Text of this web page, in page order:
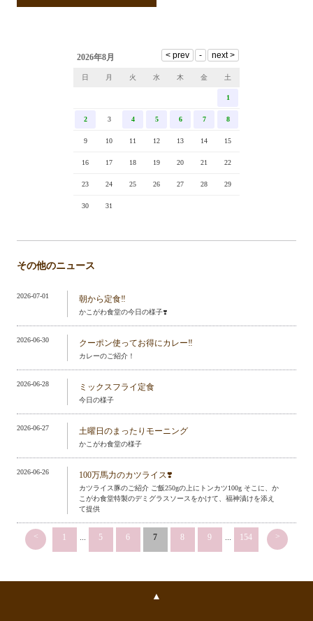
2026年8月
日 月 火 水 木 金 土
1
2 3 4 5 6 7 8
9 10 11 12 13 14 15
16 17 18 19 20 21 22
23 24 25 26 27 28 29
30 31
その他のニュース
2026-07-01 朝から定食‼️
かこがわ食堂の今日の様子❣️
2026-06-30 クーポン使ってお得にカレー‼️
カレーのご紹介！
2026-06-28 ミックスフライ定食
今日の様子
2026-06-27 土曜日のまったりモーニング
かこがわ食堂の様子
2026-06-26 100万馬力のカツライス❣️
カツライス豚のご紹介 ご飯250gの上にトンカツ100g そこに、か
こがわ食堂特製のデミグラスソースをかけて、福神漬けを添え
て提供
< 1 ... 5 6 7 8 9 ... 154 >
▲